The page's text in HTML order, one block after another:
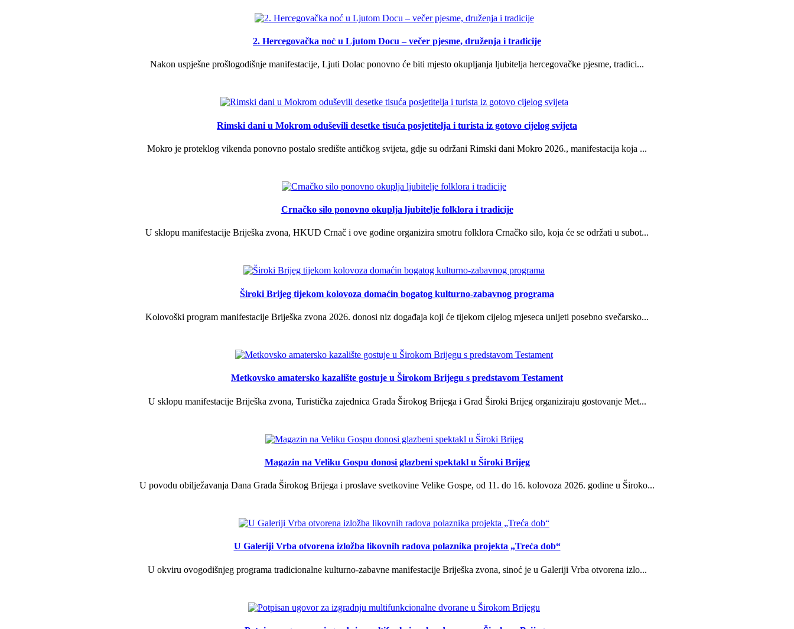
2. Hercegovačka noć u Ljutom Docu – večer pjesme, druženja i tradicije
Nakon uspješne prošlogodišnje manifestacije, Ljuti Dolac ponovno će biti mjesto okupljanja ljubitelja hercegovačke pjesme, tradici...
Rimski dani u Mokrom oduševili desetke tisuća posjetitelja i turista iz gotovo cijelog svijeta
Mokro je proteklog vikenda ponovno postalo središte antičkog svijeta, gdje su održani Rimski dani Mokro 2026., manifestacija koja ...
Crnačko silo ponovno okuplja ljubitelje folklora i tradicije
U sklopu manifestacije Briješka zvona, HKUD Crnač i ove godine organizira smotru folklora Crnačko silo, koja će se održati u subot...
Široki Brijeg tijekom kolovoza domaćin bogatog kulturno-zabavnog programa
Kolovoški program manifestacije Briješka zvona 2026. donosi niz događaja koji će tijekom cijelog mjeseca unijeti posebno svečarsko...
Metkovsko amatersko kazalište gostuje u Širokom Brijegu s predstavom Testament
U sklopu manifestacije Briješka zvona, Turistička zajednica Grada Širokog Brijega i Grad Široki Brijeg organiziraju gostovanje Met...
Magazin na Veliku Gospu donosi glazbeni spektakl u Široki Brijeg
U povodu obilježavanja Dana Grada Širokog Brijega i proslave svetkovine Velike Gospe, od 11. do 16. kolovoza 2026. godine u Široko...
U Galeriji Vrba otvorena izložba likovnih radova polaznika projekta „Treća dob“
U okviru ovogodišnjeg programa tradicionalne kulturno-zabavne manifestacije Briješka zvona, sinoć je u Galeriji Vrba otvorena izlo...